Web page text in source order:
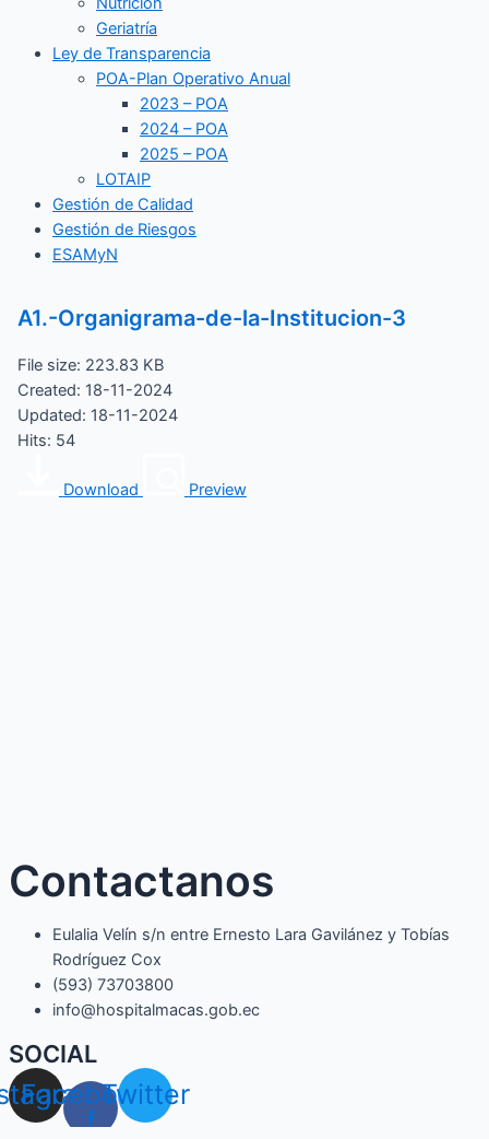
Geriatría
Ley de Transparencia
POA-Plan Operativo Anual
2023 – POA
2024 – POA
2025 – POA
LOTAIP
Gestión de Calidad
Gestión de Riesgos
ESAMyN
A1.-Organigrama-de-la-Institucion-3
File size: 223.83 KB
Created: 18-11-2024
Updated: 18-11-2024
Hits: 54
Download Preview
Contactanos
Eulalia Velín s/n entre Ernesto Lara Gavilánez y Tobías
Rodríguez Cox
(593) 73703800​
info@hospitalmacas.gob.ec
SOCIAL
Facebook-
f
Twitter